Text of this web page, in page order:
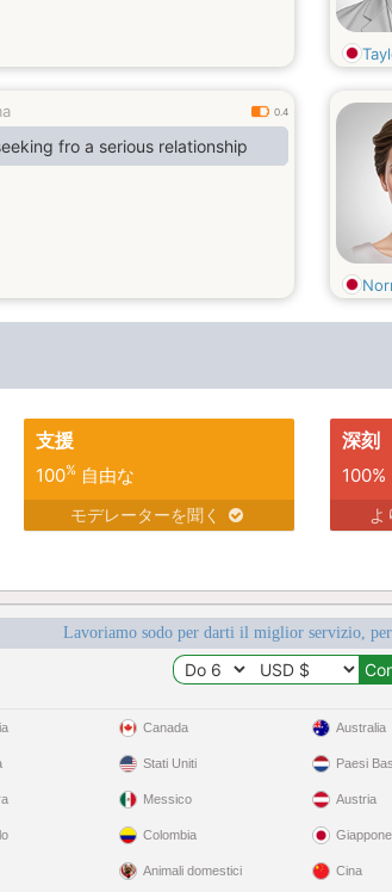
0.4
fro a serious relationship
支援
100%自由な
モデレーターを聞く
深刻
100%
よ
Lavoriamo sodo per darti il miglior servizio,
Canada
Stati Uniti
Messico
Colombia
Animali domestici
Australia
Paesi
Austria
Giappone
Cina